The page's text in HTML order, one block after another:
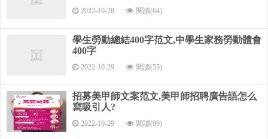
（前提條件：調查樣本具有代表性）
討論：反映作者學術思想的深度和廣度.要緊緊圍繞結果，
以及可能有爭議的主要問題進行討論.
討論時應注意以下幾點：
把調查結果上升到理論，去粗取精，去偽存真，由表及
里，揭示內在聯系.
與他人結果相矛盾的地方，討論發生的原因和理論依據.
2022-10-28 閱讀(64)
學生勞動總結400字范文,中學生家務勞動體會
400字
2022-10-29 閱讀(55)
招募美甲師文案范文,美甲師招聘廣告語怎么
寫吸引人?
2022-10-29 閱讀(99)